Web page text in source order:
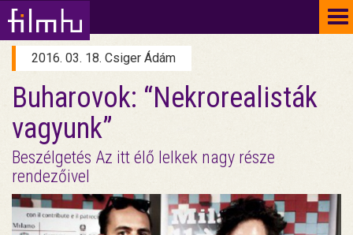
2016. 03. 18. Csiger Ádám
Buharovok: “Nekrorealisták
vagyunk”
Beszélgetés Az itt élő lelkek nagy része
rendezőivel